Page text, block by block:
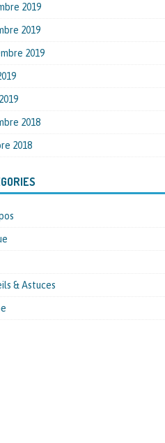
2019
2019
2019
2018
2018
& Astuces